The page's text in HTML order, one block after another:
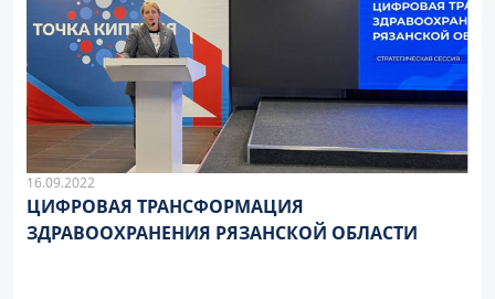
16.09.2022
ЦИФРОВАЯ ТРАНСФОРМАЦИЯ
ЗДРАВООХРАНЕНИЯ РЯЗАНСКОЙ ОБЛАСТИ